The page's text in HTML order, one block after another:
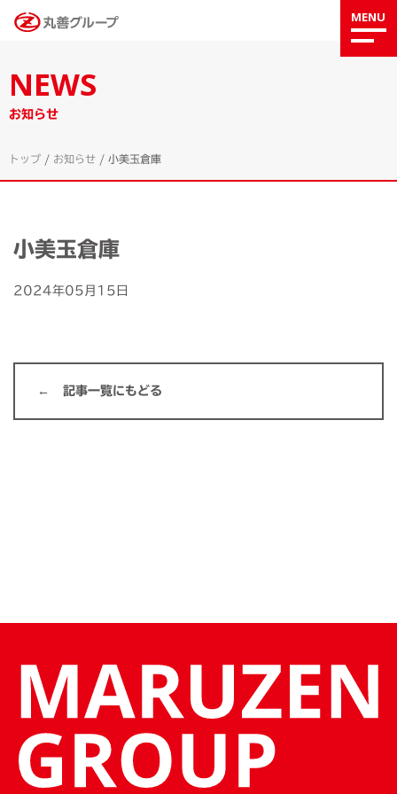
MENU
NEWS
お知らせ
トップ / お知らせ / 小美玉倉庫
小美玉倉庫
2024年05月15日
記事一覧にもどる